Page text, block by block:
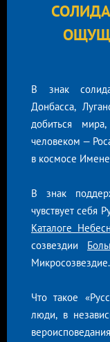
В знак
Донбасса,
добиться
человеком —
в космосе
В знак
чувствует себя
Каталоге
созвездии
Микросозвездие.
Что такое
люди, в